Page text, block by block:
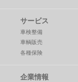
サービス
車検整備
車輌販売
各種保険
企業情報